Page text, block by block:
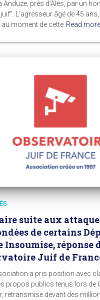
Anduze, près d’Alès, par un
juif”. L’agresseur âgé de 45
moment de cette Read
suite aux
de certains
Insoumise, réponse
Juif de
a pris position avec
propos publics tenus lors de
retransmise devant des